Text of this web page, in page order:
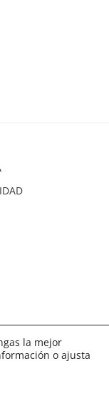
la mejor
o ajusta